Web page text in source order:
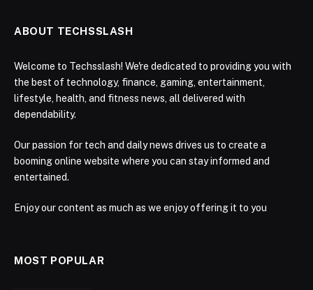
ABOUT TECHSSLASH
Welcome to Techsslash! We're dedicated to providing you with
the best of technology, finance, gaming, entertainment,
lifestyle, health, and fitness news, all delivered with
dependability.
Our passion for tech and daily news drives us to create a
booming online website where you can stay informed and
entertained.
Enjoy our content as much as we enjoy offering it to you
MOST POPULAR